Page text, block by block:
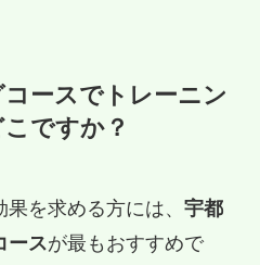
ースでトレーニン
ですか？
を求める方には、 宇都
ースが最もおすすめで